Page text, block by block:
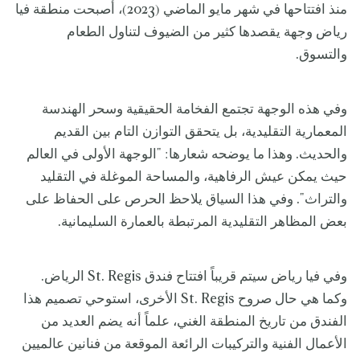
منذ افتتاحها في شهر مايو الماضي (2023)، أصبحت منطقة فيا
رياض وجهة يقصدها كثير من الضيوف لتناول الطعام
والتسوق.
وفي هذه الوجهة تجتمع الفخامة الحقيقية وسحر الهندسة
المعمارية التقليدية، بل يتحقق التوازن التام بين القديم
والحديث. وهذا ما يوضحه شعارها: "الوجهة الأولى في العالم
حيث يمكن عيش الرفاهية، والمساحة الموغلة في التقليد
والتراث". وفي هذا السياق يلاحظ الحرص على الحفاظ على
بعض المظاهر التقليدية المرتبطة بالعمارة السليمانية.
وفي فيا رياض سيتم قريباً افتتاح فندق St. Regis الرياض.
وكما هي حال صروح St. Regis الأخرى، استوحي تصميم هذا
الفندق من تاريخ المنطقة الغني، علماً أنه يضم العديد من
الأعمال الفنية والتركيبات الرائعة الموقعة من فنانين عالميين